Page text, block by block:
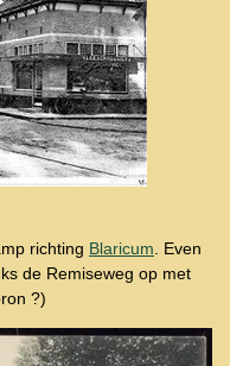
richting Blaricum. Even
de Remiseweg op met
?)